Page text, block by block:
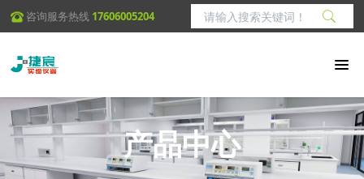
咨询服务热线 17606005204
产品中心